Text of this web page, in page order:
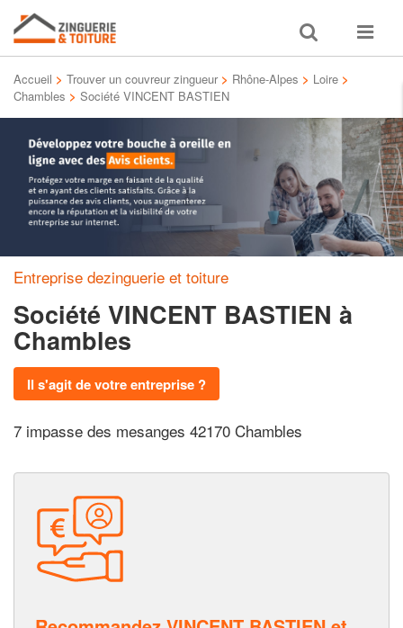
Toggle
search
Toggle
Accueil > Trouver un couvreur zingueur > Rhône-Alpes > Loire >
Chambles > Société VINCENT BASTIEN
Entreprise dezinguerie et toiture
Société VINCENT BASTIEN à
Chambles
Il s'agit de votre entreprise ?
7 impasse des mesanges 42170 Chambles